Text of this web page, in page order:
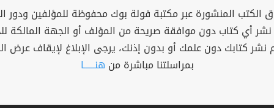
الكتب المنشورة عبر مكتبة فولة بوك محفوظة للمؤلفين ودور
نشر أي كتاب دون موافقة صريحة من المؤلف أو الجهة المالكة
نشر كتابك دون علمك أو بدون إذنك، يرجى الإبلاغ لإيقاف عرض
بمراسلتنا مباشرة من هنــــــا